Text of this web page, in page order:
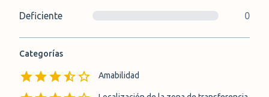
Deficiente
0
Categorías
Amabilidad